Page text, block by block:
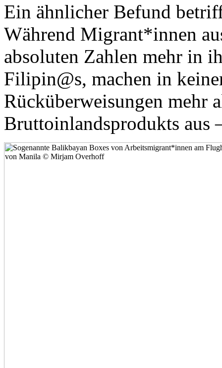
Ein ähnlicher Befund
Während Migrant*innen
absoluten Zahlen mehr in
Filipin@s, machen in
Rücküberweisungen mehr
Bruttoinlandsprodukts aus